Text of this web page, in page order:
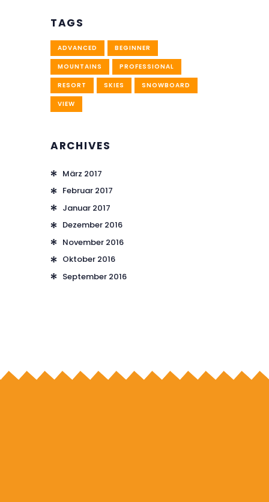
TAGS
ADVANCED BEGINNER
MOUNTAINS PROFESSIONAL
RESORT SKIES SNOWBOARD
VIEW
ARCHIVES
März 2017
Februar 2017
Januar 2017
Dezember 2016
November 2016
Oktober 2016
September 2016